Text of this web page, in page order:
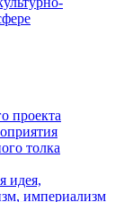
проекта
толка
идея,
империализм